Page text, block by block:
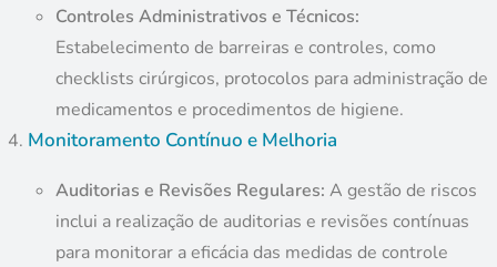
Controles Administrativos e Técnicos:
Estabelecimento de barreiras e controles, como
checklists cirúrgicos, protocolos para administração de
medicamentos e procedimentos de higiene.
Monitoramento Contínuo e Melhoria
Auditorias e Revisões Regulares: A gestão de riscos
inclui a realização de auditorias e revisões contínuas
para monitorar a eficácia das medidas de controle